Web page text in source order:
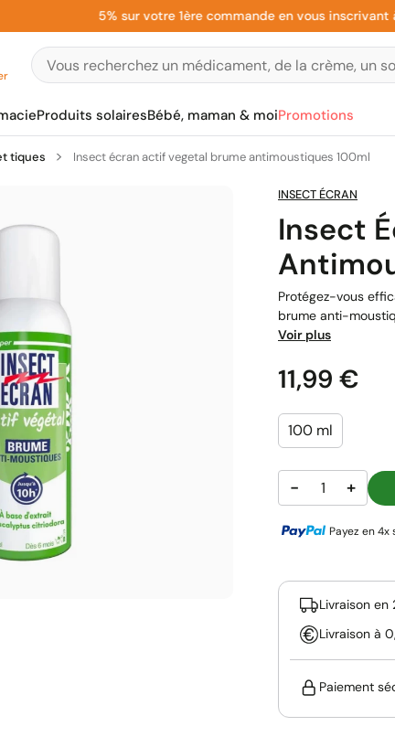
5% sur votre 1ère commande en vous inscrivant à la
Produits solairesBébé, maman & moiPromotions
tiques Insect écran actif vegetal brume antimoustiques 100ml
INSECT ÉCRAN
Insect
Protégez-vous
brume anti-
Voir plus
Prix
11,99 €
100 ml
− +
Payez en 4x
Livraison
Livraison à
Paiement